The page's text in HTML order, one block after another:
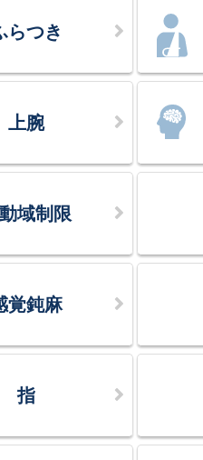
らつき
上腕
域制限
覚鈍麻
指